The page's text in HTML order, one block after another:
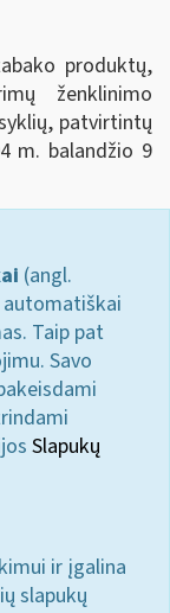
produktų,
ženklinimo
patvirtintų
m. balandžio 9
(angl.
Taip pat
Savo
Slapukų
ir įgalina
slapukų